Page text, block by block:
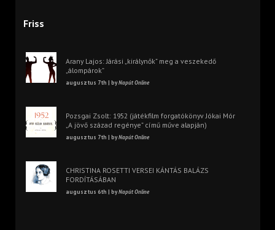
Friss
Arany Lajos: Járási „királynők” meg a veszekedő
„álompárok”
augusztus 7th | byNapút Online
Pozsgai Zsolt: 1952 (játékfilm forgatókönyv Jókai Mór
„A jövő század regénye” című műve alapján)
augusztus 7th | byNapút Online
CHRISTINA ROSETTI VERSEI KÁNTÁS BALÁZS
FORDÍTÁSÁBAN
augusztus 6th | byNapút Online